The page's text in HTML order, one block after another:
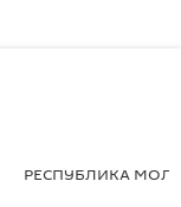
РЕСПУБЛИКА